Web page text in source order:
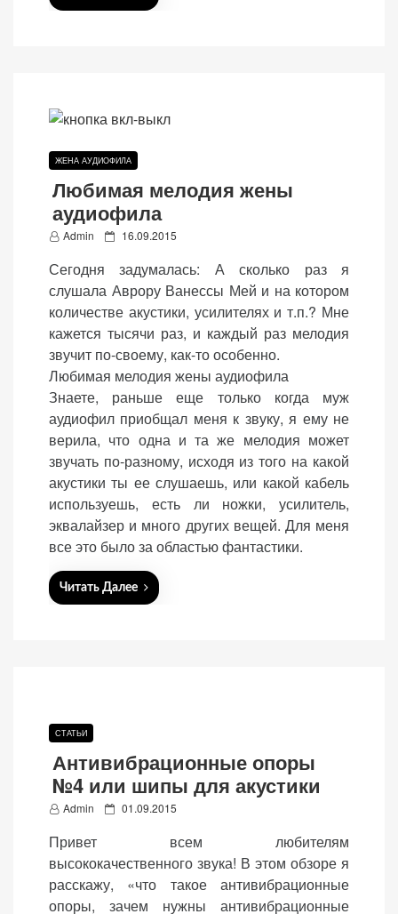
ЖЕНА АУДИОФИЛА
Любимая мелодия жены
аудиофила
Admin
P
t
e
d
o
n
16.09.2015
Сегодня задумалась: А сколько раз я
слушала Аврору Ванессы Мей и на котором
количестве акустики, усилителях и т.п.? Мне
кажется тысячи раз, и каждый раз мелодия
звучит по-своему, как-то особенно.
Любимая мелодия жены аудиофила
Знаете, раньше еще только когда муж
аудиофил приобщал меня к звуку, я ему не
верила, что одна и та же мелодия может
звучать по-разному, исходя из того на какой
акустики ты ее слушаешь, или какой кабель
используешь, есть ли ножки, усилитель,
эквалайзер и много других вещей. Для меня
все это было за областью фантастики.
Читать Далее
СТАТЬИ
Антивибрационные опоры
№4 или шипы для акустики
Admin
P
t
01.09.2015
Привет всем любителям
высококачественного звука! В этом обзоре я
расскажу, «что такое антивибрационные
опоры, зачем нужны антивибрационные